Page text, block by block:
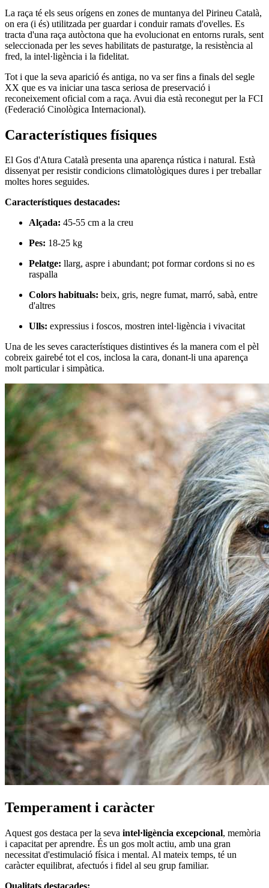
La raça té els seus orígens en zones de muntanya del Pirineu Català,
on era (i és) utilitzada per guardar i conduir ramats d'ovelles. Es
tracta d'una raça autòctona que ha evolucionat en entorns rurals, sent
seleccionada per les seves habilitats de pasturatge, la resistència al
fred, la intel·ligència i la fidelitat.
Tot i que la seva aparició és antiga, no va ser fins a finals del segle
XX que es va iniciar una tasca seriosa de preservació i
reconeixement oficial com a raça. Avui dia està reconegut per la FCI
(Federació Cinològica Internacional).
Característiques físiques
El Gos d'Atura Català presenta una aparença rústica i natural. Està
dissenyat per resistir condicions climatològiques dures i per treballar
moltes hores seguides.
Característiques destacades:
Alçada: 45-55 cm a la creu
Pes: 18-25 kg
Pelatge: llarg, aspre i abundant; pot formar cordons si no es
raspalla
Colors habituals: beix, gris, negre fumat, marró, sabà, entre
d'altres
Ulls: expressius i foscos, mostren intel·ligència i vivacitat
Una de les seves característiques distintives és la manera com el pèl
cobreix gairebé tot el cos, inclosa la cara, donant-li una aparença
molt particular i simpàtica.
Temperament i caràcter
Aquest gos destaca per la seva intel·ligència excepcional, memòria
i capacitat per aprendre. És un gos molt actiu, amb una gran
necessitat d'estimulació física i mental. Al mateix temps, té un
caràcter equilibrat, afectuós i fidel al seu grup familiar.